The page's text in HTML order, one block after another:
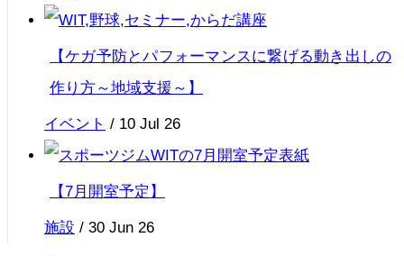
【ケガ予防とパフォーマンスに繋げる動き出しの
作り方～地域支援～】
イベント / 10 Jul 26
【7月開室予定】
施設 / 30 Jun 26